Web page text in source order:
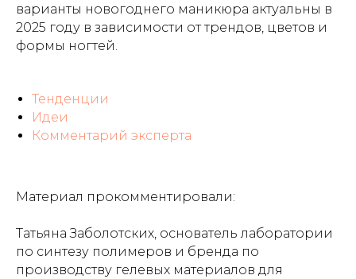
варианты новогоднего маникюра актуальны в
2025 году в зависимости от трендов, цветов и
формы ногтей.
Тенденции
Идеи
Комментарий эксперта
Материал прокомментировали:
Татьяна Заболотских, основатель лаборатории
по синтезу полимеров и бренда по
производству гелевых материалов для